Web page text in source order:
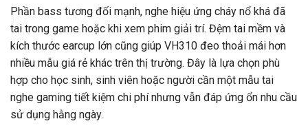
Phần bass tương đối mạnh, nghe hiệu ứng cháy nổ khá đã
tai trong game hoặc khi xem phim giải trí. Đệm tai mềm và
kích thước earcup lớn cũng giúp VH310 đeo thoải mái hơn
nhiều mẫu giá rẻ khác trên thị trường. Đây là lựa chọn phù
hợp cho học sinh, sinh viên hoặc người cần một mẫu tai
nghe gaming tiết kiệm chi phí nhưng vẫn đáp ứng ổn nhu cầu
sử dụng hằng ngày.